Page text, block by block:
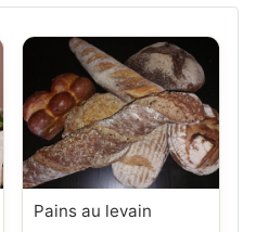
Pains au levain